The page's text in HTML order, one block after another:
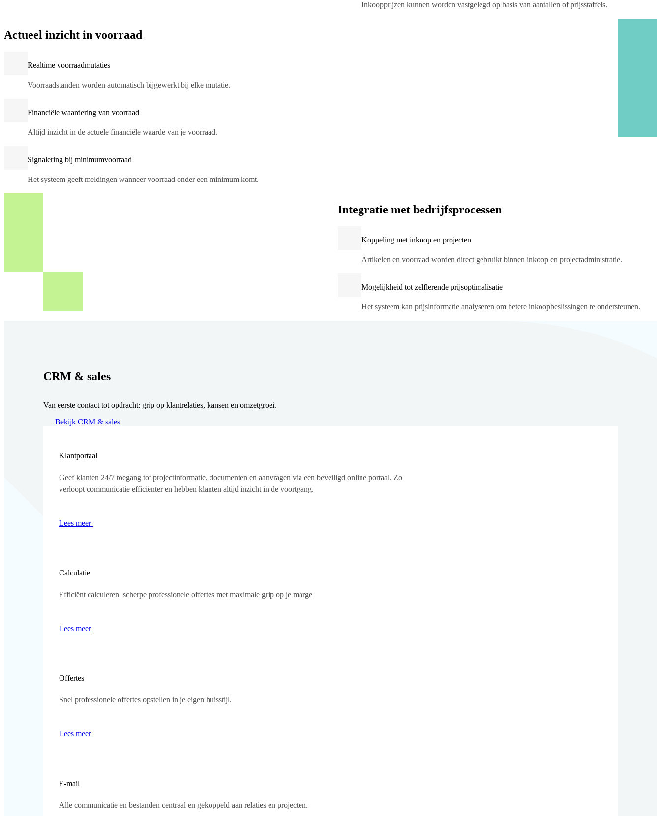
Inkoopprijzen kunnen worden vastgelegd op basis van aantallen of prijsstaffels.
Actueel inzicht in voorraad
Realtime voorraadmutaties
Voorraadstanden worden automatisch bijgewerkt bij elke mutatie.
Financiële waardering van voorraad
Altijd inzicht in de actuele financiële waarde van je voorraad.
Signalering bij minimumvoorraad
Het systeem geeft meldingen wanneer voorraad onder een minimum komt.
Integratie met bedrijfsprocessen
Koppeling met inkoop en projecten
Artikelen en voorraad worden direct gebruikt binnen inkoop en projectadministratie.
Mogelijkheid tot zelflerende prijsoptimalisatie
Het systeem kan prijsinformatie analyseren om betere inkoopbeslissingen te ondersteunen.
CRM & sales
Van eerste contact tot opdracht: grip op klantrelaties, kansen en omzetgroei.
Bekijk CRM & sales
Klantportaal
Geef klanten 24/7 toegang tot projectinformatie, documenten en aanvragen via een beveiligd online portaal. Zo
verloopt communicatie efficiënter en hebben klanten altijd inzicht in de voortgang.
Lees meer
Calculatie
Efficiënt calculeren, scherpe professionele offertes met maximale grip op je marge
Lees meer
Offertes
Snel professionele offertes opstellen in je eigen huisstijl.
Lees meer
E-mail
Alle communicatie en bestanden centraal en gekoppeld aan relaties en projecten.